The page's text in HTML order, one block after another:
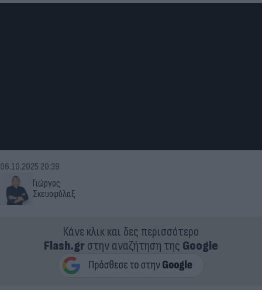
Γιώργος
Σκευοφύλαξ
06.10.2025 20:39
Κάνε κλικ και δες περισσότερο
Flash.grστην αναζήτηση της Google